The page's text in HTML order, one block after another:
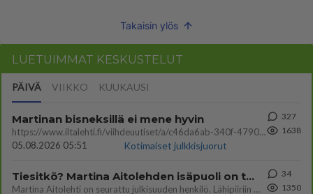
Takaisin ylös
LUETUIMMAT KESKUSTELUT
PÄIVÄ VIIKKO KUUKAUSI
Martinan bisneksillä ei mene hyvin
https://www.iltalehti.fi/viihdeuutiset/a/c46da6ab-340f-4790-aaa7-0865eed2336 Yrityksen konkurssihakemus on tullut kärä
05.08.2026 05:51
Kotimaiset julkkisjuorut
327
1638
Tiesitkö? Martina Aitolehden isäpuoli on tämä suosittu laulaja
Martina Aitolehti on seurattu julkisuuden henkilö. Lähipiiriin mahtuu muitakin tunnettuja henkilöitä. Tiesitkö, että Ma
34
1350